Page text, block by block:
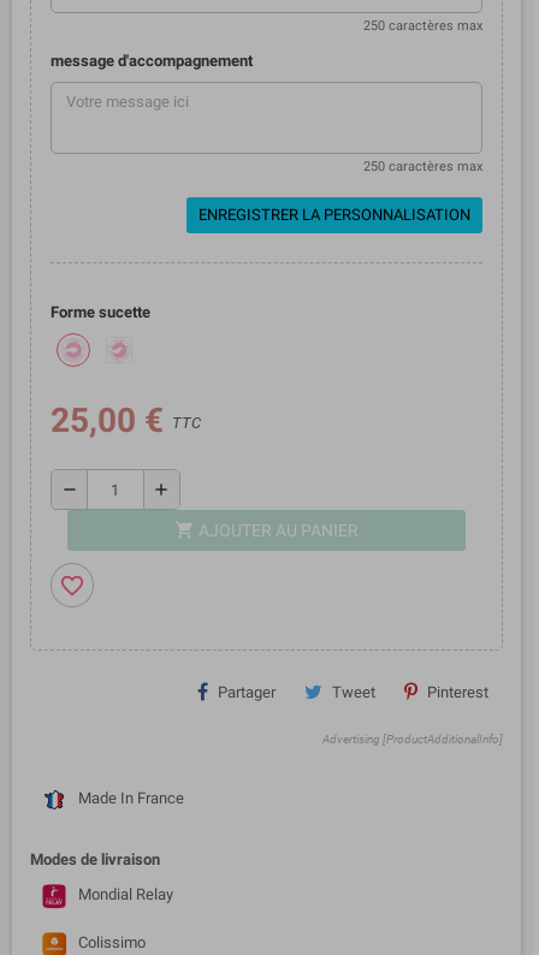
250 caractères max
message d'accompagnement
250 caractères max
ENREGISTRER LA PERSONNALISATION
Forme sucette
25,00 € TTC
remove add
shopping_cart AJOUTER AU PANIER
favorite_border
Partager Tweet Pinterest
Advertising [ProductAdditionalInfo]
Made In France
Modes de livraison
Mondial Relay
Colissimo